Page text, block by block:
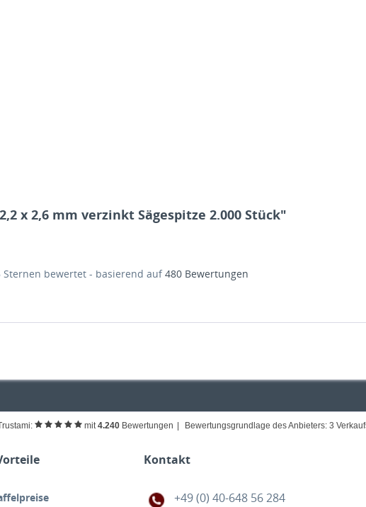
x 2,6 mm verzinkt Sägespitze 2.000 Stück"
Sternen bewertet - basierend auf480 Bewertungen
mit4.240 Bewertungen Bewertungsgrundlage des Anbieters: 3
Kontakt
+49 (0) 40-648 56 284